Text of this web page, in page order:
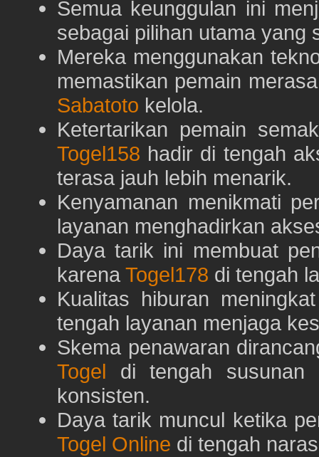
Semua keunggulan ini
sebagai pilihan utama yang
Mereka menggunakan
memastikan pemain
Sabatoto kelola.
Ketertarikan pemain
Togel158 hadir di tengah
terasa jauh lebih menarik.
Kenyamanan menikmati
layanan menghadirkan
Daya tarik ini membuat
karena Togel178 di tengah
Kualitas hiburan
tengah layanan menjaga
Skema penawaran
Togel di tengah susunan
konsisten.
Daya tarik muncul ketika
Togel Online di tengah